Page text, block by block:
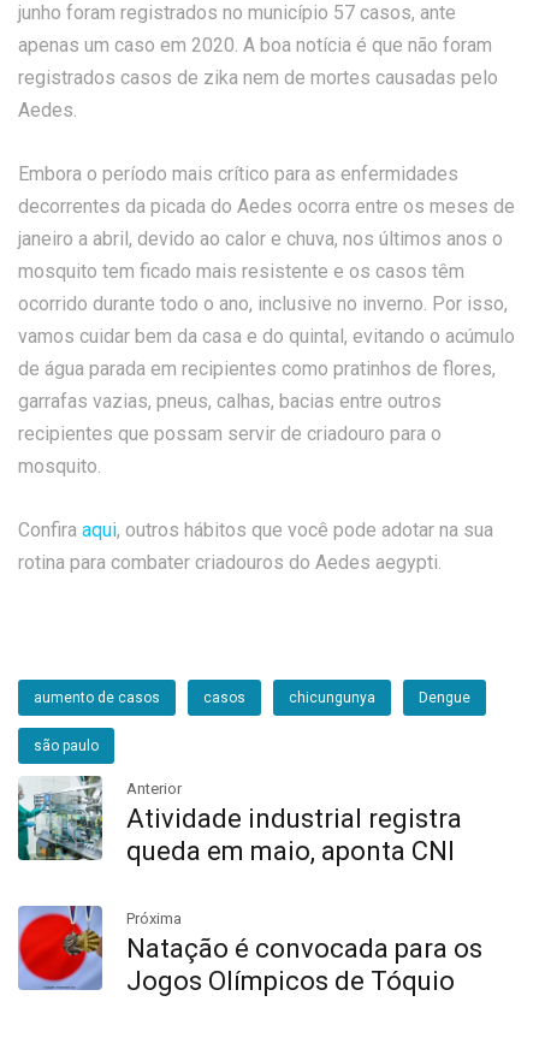
junho foram registrados no município 57 casos, ante
apenas um caso em 2020. A boa notícia é que não foram
registrados casos de zika nem de mortes causadas pelo
Aedes.
Embora o período mais crítico para as enfermidades
decorrentes da picada do Aedes ocorra entre os meses de
janeiro a abril, devido ao calor e chuva, nos últimos anos o
mosquito tem ficado mais resistente e os casos têm
ocorrido durante todo o ano, inclusive no inverno. Por isso,
vamos cuidar bem da casa e do quintal, evitando o acúmulo
de água parada em recipientes como pratinhos de flores,
garrafas vazias, pneus, calhas, bacias entre outros
recipientes que possam servir de criadouro para o
mosquito.
Confira aqui, outros hábitos que você pode adotar na sua
rotina para combater criadouros do Aedes aegypti.
aumento de casos casos chicungunya Dengue
são paulo
Anterior
Atividade industrial registra
queda em maio, aponta CNI
Próxima
Natação é convocada para os
Jogos Olímpicos de Tóquio